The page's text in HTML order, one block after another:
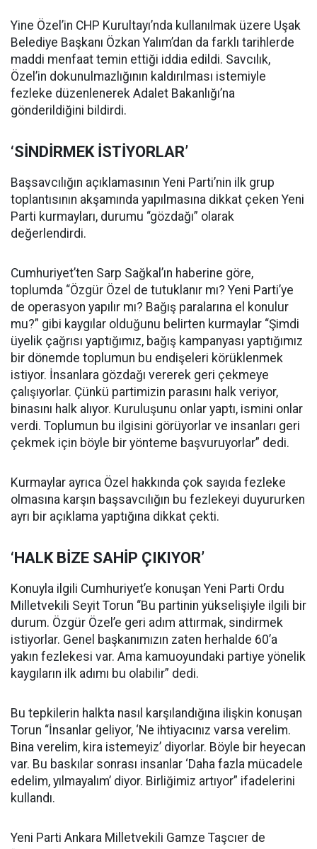
Yine Özel’in CHP Kurultayı’nda kullanılmak üzere Uşak
Belediye Başkanı Özkan Yalım’dan da farklı tarihlerde
maddi menfaat temin ettiği iddia edildi. Savcılık,
Özel’in dokunulmazlığının kaldırılması istemiyle
fezleke düzenlenerek Adalet Bakanlığı’na
gönderildiğini bildirdi.
‘SİNDİRMEK İSTİYORLAR’
Başsavcılığın açıklamasının Yeni Parti’nin ilk grup
toplantısının akşamında yapılmasına dikkat çeken Yeni
Parti kurmayları, durumu “gözdağı” olarak
değerlendirdi.
Cumhuriyet’ten Sarp Sağkal’ın haberine göre,
toplumda “Özgür Özel de tutuklanır mı? Yeni Parti’ye
de operasyon yapılır mı? Bağış paralarına el konulur
mu?” gibi kaygılar olduğunu belirten kurmaylar “Şimdi
üyelik çağrısı yaptığımız, bağış kampanyası yaptığımız
bir dönemde toplumun bu endişeleri körüklenmek
istiyor. İnsanlara gözdağı vererek geri çekmeye
çalışıyorlar. Çünkü partimizin parasını halk veriyor,
binasını halk alıyor. Kuruluşunu onlar yaptı, ismini onlar
verdi. Toplumun bu ilgisini görüyorlar ve insanları geri
çekmek için böyle bir yönteme başvuruyorlar” dedi.
Kurmaylar ayrıca Özel hakkında çok sayıda fezleke
olmasına karşın başsavcılığın bu fezlekeyi duyururken
ayrı bir açıklama yaptığına dikkat çekti.
‘HALK BİZE SAHİP ÇIKIYOR’
Konuyla ilgili Cumhuriyet’e konuşan Yeni Parti Ordu
Milletvekili Seyit Torun “Bu partinin yükselişiyle ilgili bir
durum. Özgür Özel’e geri adım attırmak, sindirmek
istiyorlar. Genel başkanımızın zaten herhalde 60’a
yakın fezlekesi var. Ama kamuoyundaki partiye yönelik
kaygıların ilk adımı bu olabilir” dedi.
Bu tepkilerin halkta nasıl karşılandığına ilişkin konuşan
Torun “İnsanlar geliyor, ‘Ne ihtiyacınız varsa verelim.
Bina verelim, kira istemeyiz’ diyorlar. Böyle bir heyecan
var. Bu baskılar sonrası insanlar ‘Daha fazla mücadele
edelim, yılmayalım’ diyor. Birliğimiz artıyor” ifadelerini
kullandı.
Yeni Parti Ankara Milletvekili Gamze Taşcıer de